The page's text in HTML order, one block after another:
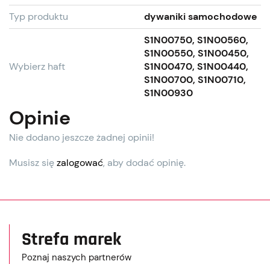
Typ produktu
dywaniki samochodowe
Wybierz haft
S1N00750, S1N00560,
S1N00550, S1N00450,
S1N00470, S1N00440,
S1N00700, S1N00710,
S1N00930
Opinie
Nie dodano jeszcze żadnej opinii!
Musisz sięzalogować, aby dodać opinię.
Strefa marek
Poznaj naszych partnerów